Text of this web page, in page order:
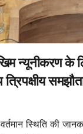
न्यूनीकरण
समझौता
स्थिति की